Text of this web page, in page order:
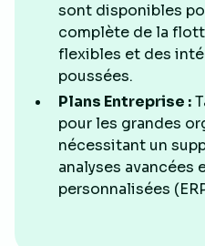
sont disponibles
complète de la
flexibles et des
poussées.
Plans Entreprise :
pour les grandes
nécessitant un
analyses
personnalisées